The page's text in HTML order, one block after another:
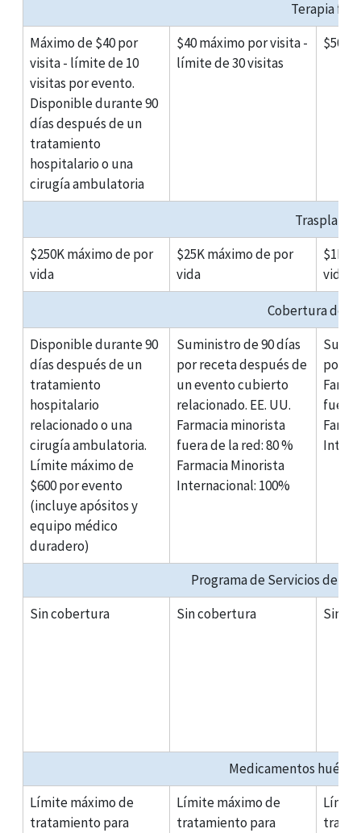
Terapia
Máximo de $40 por
visita - límite de 10
visitas por evento.
Disponible durante 90
días después de un
tratamiento
hospitalario o una
cirugía ambulatoria
$40 máximo por visita -
límite de 30 visitas
$50
$250K máximo de por
vida
$25K máximo de por
vida
$1M
vida
Cobertura de
Disponible durante 90
días después de un
tratamiento
hospitalario
relacionado o una
cirugía ambulatoria.
Límite máximo de
$600 por evento
(incluye apósitos y
equipo médico
duradero)
Suministro de 90 días
por receta después de
un evento cubierto
relacionado. EE. UU.
Farmacia minorista
fuera de la red: 80 %
Farmacia Minorista
Internacional: 100%
por
fuera
Programa de Servicios de
Sin cobertura
Sin cobertura Sin
Medicamentos
Límite máximo de
tratamiento para
Límite máximo de
tratamiento para